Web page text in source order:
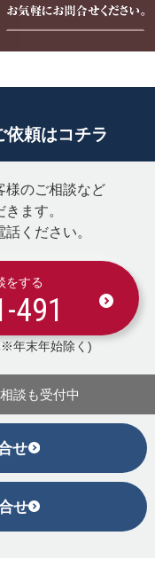
依頼はコチラ
様のご相談など
ます。
ください。
をする
491
年末年始除く)
談も受付中
せ
せ